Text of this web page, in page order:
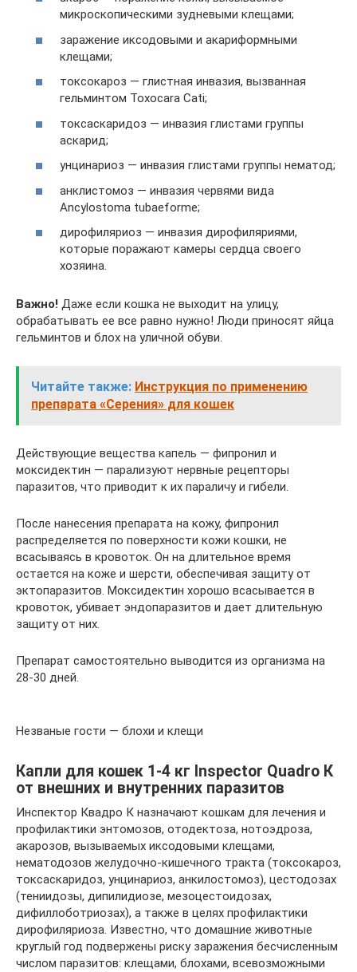
микроскопическими зудневыми клещами;
заражение иксодовыми и акариформными
клещами;
токсокароз — глистная инвазия, вызванная
гельминтом Toxocara Cati;
токсаскаридоз — инвазия глистами группы
аскарид;
унцинариоз — инвазия глистами группы нематод;
анклистомоз — инвазия червями вида
Ancylostoma tubaeforme;
дирофиляриоз — инвазия дирофиляриями,
которые поражают камеры сердца своего
хозяина.
Важно! Даже если кошка не выходит на улицу,
обрабатывать ее все равно нужно! Люди приносят яйца
гельминтов и блох на уличной обуви.
Читайте также: Инструкция по применению
препарата «Серения» для кошек
Действующие вещества капель — фипронил и
моксидектин — парализуют нервные рецепторы
паразитов, что приводит к их параличу и гибели.
После нанесения препарата на кожу, фипронил
распределяется по поверхности кожи кошки, не
всасываясь в кровоток. Он на длительное время
остается на коже и шерсти, обеспечивая защиту от
эктопаразитов. Моксидектин хорошо всасывается в
кровоток, убивает эндопаразитов и дает длительную
защиту от них.
Препарат самостоятельно выводится из организма на
28-30 дней.
Незваные гости — блохи и клещи
Капли для кошек 1-4 кг Inspector Quadro К
от внешних и внутренних паразитов
Инспектор Квадро К назначают кошкам для лечения и
профилактики энтомозов, отодектоза, нотоэдроза,
акарозов, вызываемых иксодовыми клещами,
нематодозов желудочно-кишечного тракта (токсокароз,
токсаскаридоз, унцинариоз, анкилостомоз), цестодозах
(тениидозы, дипилидиозе, мезоцестоидозах,
дифиллоботриозах), а также в целях профилактики
дирофиляриоза. Известно, что домашние животные
круглый год подвержены риску заражения бесчисленным
числом паразитов: клещами, блохами, всевозможными